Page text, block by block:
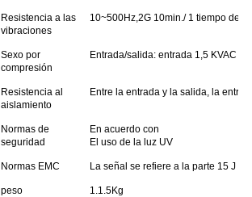
Resistencia a las
vibraciones
10~500Hz,2G 10min./ 1 tiempo de
Sexo por
compresión
Entrada/salida: entrada 1,5 KVAC y
Resistencia al
aislamiento
Entre la entrada y la salida, la
Normas de
seguridad
En acuerdo con
El uso de la luz UV
Normas EMC La señal se refiere a la parte 15 J
peso 1.1.5Kg